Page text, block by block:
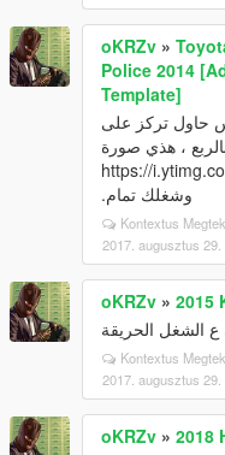
oKRZv »
Police 2014
Template]
حاول تركز على
، هذي صورة
https://
وشغلك تمام.
Kontextus
2017. augusztus 29.
oKRZv » 2015
الشغل الحريقة
Kontextus
2017. augusztus 29.
oKRZv » 2018